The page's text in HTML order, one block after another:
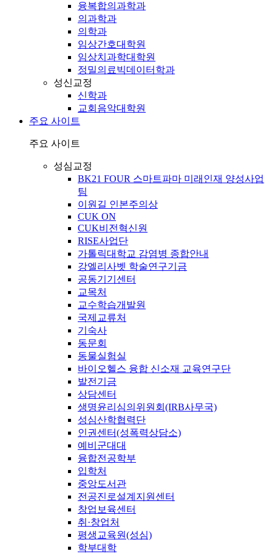
융복합의과학과
의과학과
의학과
임상간호대학원
임상치과학대학원
정밀의료빅데이터학과
성신교정
신학과
교회음악대학원
주요 사이트
주요 사이트
성심교정
BK21 FOUR 스마트파마 미래인재 양성사업
팀
이원길 인본주의상
CUK ON
CUK비전혁신원
RISE사업단
가톨릭대학교 감염병 종합안내
강엘리사벳 학술연구기금
공동기기센터
교목처
교수학습개발원
국제교류처
기숙사
동문회
동물실험실
바이오헬스 융합 신소재 교육연구단
발전기금
상담센터
생명윤리심의위원회(IRB사무국)
성심산학협력단
인권센터(성폭력상담소)
예비군대대
융합전공학부
입학처
중앙도서관
전공진로설계지원센터
창업보육센터
취·창업처
평생교육원(성심)
학부대학